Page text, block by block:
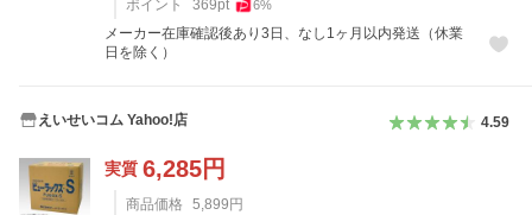
ポイント
369pt 6%
メーカー在庫確認後あり3日、なし1ヶ月以内発送（休業
日を除く）
えいせいコム Yahoo!店 4.59
実質 6,285円
商品価格 5,899 円